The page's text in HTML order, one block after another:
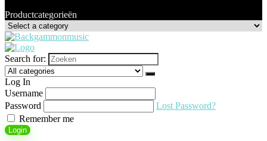
Productcategorieën
Search for:
Log In
Username
Password
Lost Password?
Remember me
Login